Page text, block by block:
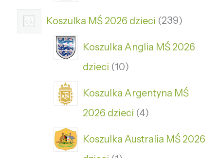
Koszulka MŚ 2026 dzieci 239
Koszulka Anglia MŚ 2026
dzieci 10
Koszulka Argentyna MŚ
2026 dzieci 4
Koszulka Australia MŚ 2026